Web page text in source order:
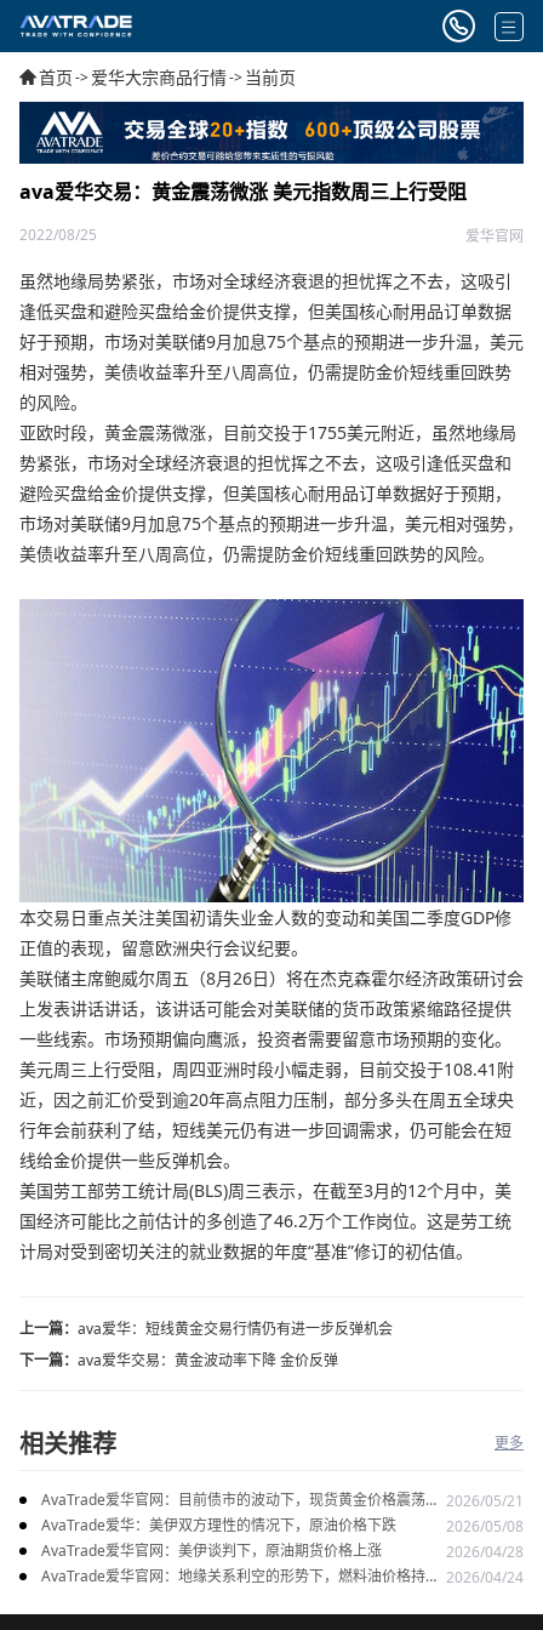
首页->爱华大宗商品行情-> 当前页
ava爱华交易：黄金震荡微涨 美元指数周三上行受阻
2022/08/25 爱华官网
虽然地缘局势紧张，市场对全球经济衰退的担忧挥之不去，这吸引
逢低买盘和避险买盘给金价提供支撑，但美国核心耐用品订单数据
好于预期，市场对美联储9月加息75个基点的预期进一步升温，美元
相对强势，美债收益率升至八周高位，仍需提防金价短线重回跌势
的风险。
亚欧时段，黄金震荡微涨，目前交投于1755美元附近，虽然地缘局
势紧张，市场对全球经济衰退的担忧挥之不去，这吸引逢低买盘和
避险买盘给金价提供支撑，但美国核心耐用品订单数据好于预期，
市场对美联储9月加息75个基点的预期进一步升温，美元相对强势，
美债收益率升至八周高位，仍需提防金价短线重回跌势的风险。
本交易日重点关注美国初请失业金人数的变动和美国二季度GDP修
正值的表现，留意欧洲央行会议纪要。
美联储主席鲍威尔周五（8月26日）将在杰克森霍尔经济政策研讨会
上发表讲话讲话，该讲话可能会对美联储的货币政策紧缩路径提供
一些线索。市场预期偏向鹰派，投资者需要留意市场预期的变化。
美元周三上行受阻，周四亚洲时段小幅走弱，目前交投于108.41附
近，因之前汇价受到逾20年高点阻力压制，部分多头在周五全球央
行年会前获利了结，短线美元仍有进一步回调需求，仍可能会在短
线给金价提供一些反弹机会。
美国劳工部劳工统计局(BLS)周三表示，在截至3月的12个月中，美
国经济可能比之前估计的多创造了46.2万个工作岗位。这是劳工统
计局对受到密切关注的就业数据的年度“基准”修订的初估值。
上一篇： ava爱华：短线黄金交易行情仍有进一步反弹机会
下一篇： ava爱华交易：黄金波动率下降 金价反弹
相关推荐 更多
AvaTrade爱华官网：目前债市的波动下，现货黄金价格震荡走
势
2026/05/21
AvaTrade爱华：美伊双方理性的情况下，原油价格下跌
2026/05/08
AvaTrade爱华官网：美伊谈判下，原油期货价格上涨
2026/04/28
AvaTrade爱华官网：地缘关系利空的形势下，燃料油价格持续 2026/04/24